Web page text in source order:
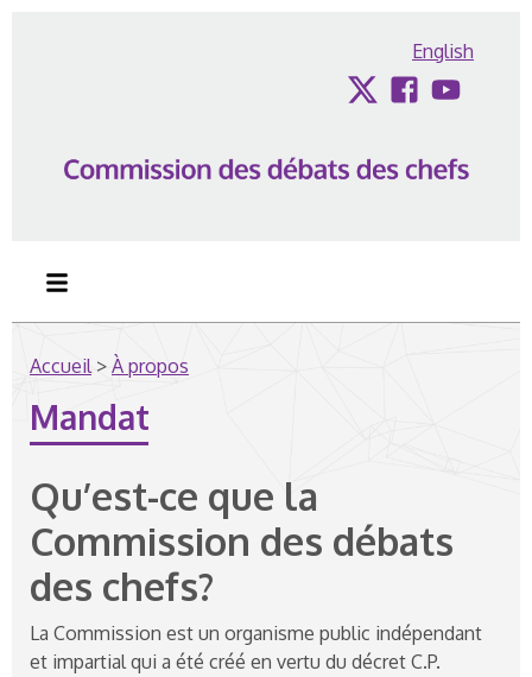
English
TwitterFacebook
Accueil> À propos
Mandat
Qu’est-ce que la
Commission des débats
des chefs?
La Commission est un organisme public indépendant
et impartial qui a été créé en vertu du décret C.P.